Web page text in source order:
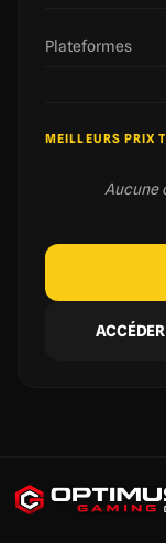
Plateformes
MEILLEURS PRIX
Aucune